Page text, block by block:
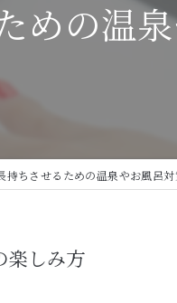
めの温
持ちさせるための温泉やお風呂
楽しみ方